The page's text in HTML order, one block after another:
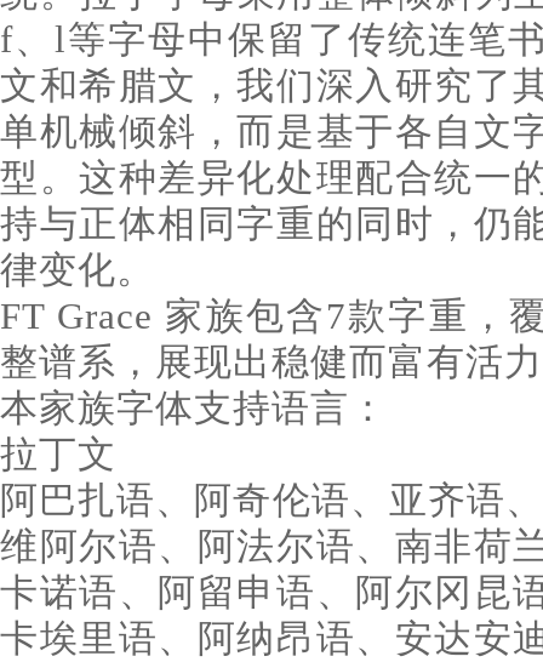
f、l等字母中保留了传统连笔
文和希腊文，我们深入研究了
单机械倾斜，而是基于各自文
型。这种差异化处理配合统一
持与正体相同字重的同时，仍
律变化。
FT Grace 家族包含7款字重，
整谱系，展现出稳健而富有活
本家族字体支持语言：
拉丁文
阿巴扎语、阿奇伦语、亚齐语
维阿尔语、阿法尔语、南非荷
卡诺语、阿留申语、阿尔冈昆
卡埃里语、阿纳昂语、安达安